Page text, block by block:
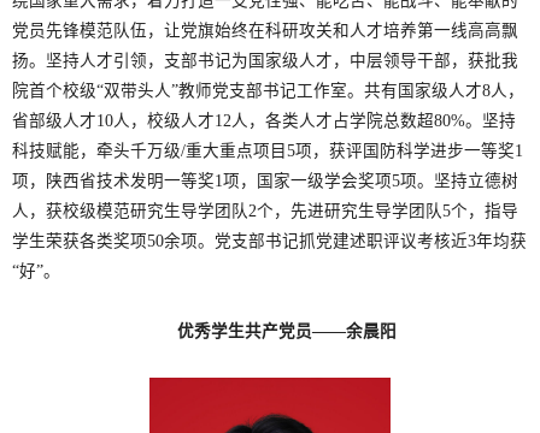
党员先锋模范队伍，让党旗始终在科研攻关和人才培养第一线高高飘
扬。坚持人才引领，支部书记为国家级人才，中层领导干部，获批我
院首个校级“双带头人”教师党支部书记工作室。共有国家级人才8人，
省部级人才10人，校级人才12人，各类人才占学院总数超80%。坚持
科技赋能，牵头千万级/重大重点项目5项，获评国防科学进步一等奖1
项，陕西省技术发明一等奖1项，国家一级学会奖项5项。坚持立德树
人，获校级模范研究生导学团队2个，先进研究生导学团队5个，指导
学生荣获各类奖项50余项。党支部书记抓党建述职评议考核近3年均获
“好”。
优秀学生共产党员——余晨阳